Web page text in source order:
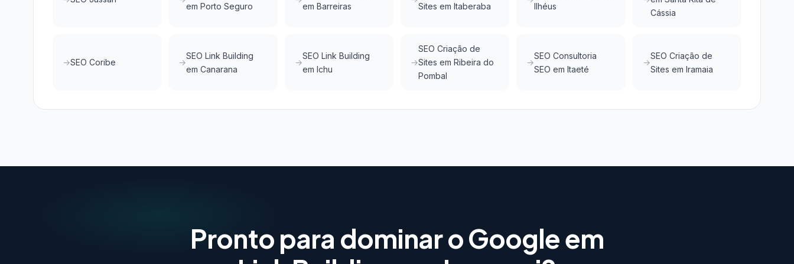
em Porto Seguro
em Barreiras
Sites em Itaberaba
Ilhéus
Cássia
SEO Coribe
SEO Link Building
em Canarana
SEO Link Building
em Ichu
SEO Criação de
Sites em Ribeira do
Pombal
SEO Consultoria
SEO em Itaeté
SEO Criação de
Sites em Iramaia
Pronto para dominar o Google em